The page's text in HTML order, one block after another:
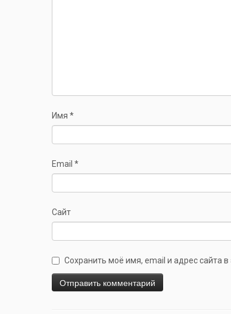
Имя *
Email *
Сайт
Сохранить моё имя, email и адрес сайта